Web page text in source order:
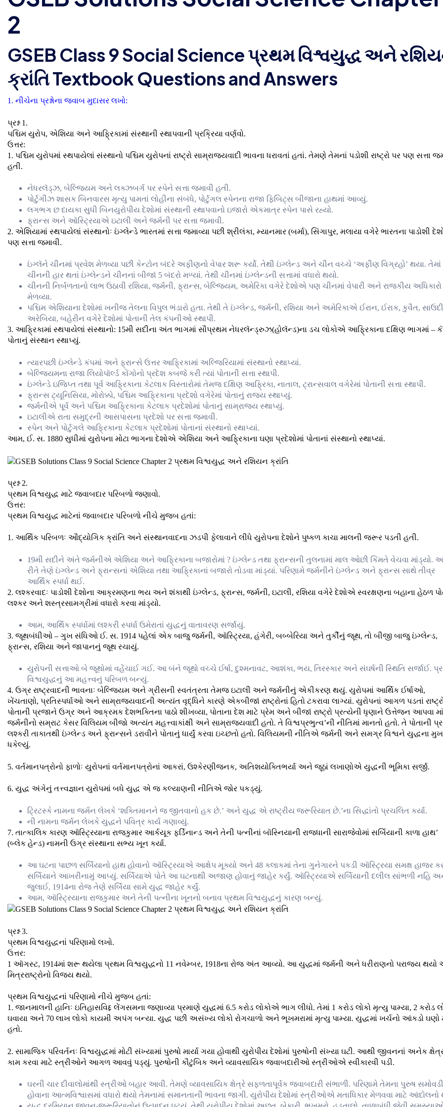
2
GSEB Class 9 Social Science પ્રથમ વિશ્વયુદ્ધ અને
ક્રાંતિ Textbook Questions and Answers
1. નીચેના પ્રશ્નોના જવાબ મુદાસર લખો:
પ્રશ્ન 1.
પશ્ચિમ યુરોપ, એશિયા અને આફ્રિકામાં સંસ્થાની સ્થાપવાની પ્રક્રિયા વર્ણવો.
ઉત્તર:
1. પશ્ચિમ યુરોપમાં સ્થપાયેલાં સંસ્થાનો પશ્ચિમ યુરોપનાં રાષ્ટ્રો સામ્રાજ્યવાદી ભાવના ધરાવતાં હતાં. તેમણે તેમનાં પડોશી રાષ્ટ્રો પર પણ સત્તા
હતી.
નેધરલૅડ્ઝ, બેલ્જિયમ અને લક્ઝબર્ગ પર સ્પેને સત્તા જમાવી હતી.
પોર્ટુગીઝ શાસક બિનવારસ મૃત્યુ પામતાં લોહીના સંબંધે, પોર્ટુગલ સ્પેનના રાજા ફિબિટ્સ બીજાના હાથમાં આવ્યું.
લગભગ છ દાયકા સુધી બિનયુરોપીય દેશોમાં સંસ્થાની સ્થાપવાનો ઇજારો એકમાત્ર સ્પેન પાસે રહ્યો.
ફ્રાન્સ અને ઑસ્ટ્રિયાએ ઇટાલી અને જર્મની પર સત્તા જમાવી.
2. એશિયામાં સ્થપાયેલાં સંસ્થાનોઃ ઇંગ્લેન્ડે ભારતમાં સત્તા જમાવ્યા પછી શ્રીલંકા, મ્યાનમાર (બર્મા), સિંગાપુર, મલાયા વગેરે ભારતના પાડોશી
પણ સત્તા જમાવી.
ઇંગ્લૅને ચીનમાં પ્રવેશ મેળવ્યા પછી કેન્ટોન બંદરે અફીણનો વેપાર શરૂ કર્યો. તેથી ઇંગ્લેન્ડ અને ચીન વચ્ચે ‘અફીણ વિગ્રહો’ થયા. તેમાં
ચીનની હાર થતાં ઇંગ્લેન્ડને ચીનનાં બીજાં 5 બંદરો મળ્યાં. તેથી ચીનમાં ઇંગ્લેન્ડની સત્તામાં વધારો થયો.
ચીનની નિર્બળતાનો લાભ ઉઠાવી રશિયા, જર્મની, ફ્રાન્સ, બેલ્જિયમ, અમેરિકા વગેરે દેશોએ પણ ચીનમાં વેપારી અને રાજકીય અધિકારો
મેળવ્યા.
પશ્ચિમ એશિયાના દેશોમાં ખનીજ તેલના વિપુલ ભંડારો હતા. તેથી તે ઇંગ્લેન્ડ, જર્મની, રશિયા અને અમેરિકાએ ઈરાન, ઈરાક, કુવૈત, સાઉદી
અરેબિયા, બહેરીન વગેરે દેશોમાં પોતાની તેલ કંપનીઓ સ્થાપી.
3. આફ્રિકામાં સ્થપાયેલાં સંસ્થાનો: 15મી સદીના અંત ભાગમાં સૌપ્રથમ નેધરલૅન્ડ્રુઝ(હોલૅન્ડ)ના ડચ લોકોએ આફ્રિકાના દક્ષિણ ભાગમાં –
પોતાનું સંસ્થાન સ્થાપ્યું.
ત્યારપછી ઇંગ્લેન્ડે કંપમાં અને ફ્રાન્સે ઉત્તર આફ્રિકામાં અલ્જિરિયામાં સંસ્થાનો સ્થાપ્યાં.
બેલ્જિયમના રાજા લિયોપૉર્લ્ડ કોંગોનો પ્રદેશ કબજે કરી ત્યાં પોતાની સત્તા સ્થાપી.
ઇંગ્લેન્ડે ઇજિપ્ત તથા પૂર્વ આફ્રિકાના કેટલાક વિસ્તારોમાં તેમજ દક્ષિણ આફ્રિકા, નાતાલ, ટ્રાન્સવાલ વગેરેમાં પોતાની સત્તા સ્થાપી.
ફ્રાન્સ ટ્યૂનિસિયા, મોરોક્કો, પશ્ચિમ આફ્રિકાના પ્રદેશો વગેરેમાં પોતાનું રાજ્ય સ્થાપ્યું.
જર્મનીએ પૂર્વ અને પશ્ચિમ આફ્રિકાના કેટલાક પ્રદેશોમાં પોતાનું સામ્રાજ્ય સ્થાપ્યું.
ઇટાલીએ રાતા સમુદ્રની આસપાસના પ્રદેશો પર સત્તા જમાવી.
સ્પેન અને પોર્ટુગલે આફ્રિકાના કેટલાક પ્રદેશોમાં પોતાનાં સંસ્થાનો સ્થાપ્યાં.
આમ, ઈ. સ. 1880 સુધીમાં યુરોપના મોટા ભાગના દેશોએ એશિયા અને આફ્રિકાના ઘણા પ્રદેશોમાં પોતાનાં સંસ્થાનો સ્થાપ્યાં.
પ્રશ્ન 2.
પ્રથમ વિશ્વયુદ્ધ માટે જવાબદાર પરિબળો જણાવો.
ઉત્તર:
પ્રથમ વિશ્વયુદ્ધ માટેનાં જવાબદાર પરિબળો નીચે મુજબ હતાં:
1. આર્થિક પરિબળઃ ઔદ્યોગિક ક્રાંતિ અને સંસ્થાનવાદના ઝડપી ફેલાવાને લીધે યુરોપના દેશોને પુષ્કળ કાચા માલની જરૂર પડતી હતી.
19મી સદીને અંતે જર્મનીએ એશિયા અને આફ્રિકાના બજારોમાં ? ઇંગ્લેન્ડ તથા ફ્રાન્સની તુલનામાં માલ ઓછી કિંમતે વેચવા માંડ્યો.
રીતે તેણે ઇંગ્લેન્ડ અને ફ્રાન્સનાં એશિયા તથા આફ્રિકાનાં બજારો તોડવા માંડ્યાં. પરિણામે જર્મનીને ઇંગ્લેન્ડ અને ફ્રાન્સ સાથે તીવ્ર
આર્થિક સ્પર્ધા થઈ.
2. લશ્કરવાદઃ પાડોશી દેશોના આક્રમણના ભય અને શંકાથી ઇંગ્લેન્ડ, ફ્રાન્સ, જર્મની, ઇટાલી, રશિયા વગેરે દેશોએ સ્વરક્ષણના બહાના હેઠળ
લશ્કર અને શસ્ત્રસામગ્રીમાં વધારો કરવા માંડ્યો.
આમ, આર્થિક સ્પર્ધામાં લશ્કરી સ્પર્ધા ઉમેરાતાં યુદ્ધનું વાતાવરણ સર્જાયું.
3. જૂથબંધીઓ – ગુખ સંધિઓ ઈ. સ. 1914 પહેલાં એક બાજુ જર્મની, ઑસ્ટ્રિયા, હંગેરી, બબ્બેરિયા અને તુર્કીનું જૂથ, તો બીજી બાજુ ઇંગ્લેન્ડ,
ફ્રાન્સ, રશિયા અને જાપાનનું જૂથ રચાયું.
યુરોપની સત્તાઓ બે જૂથોમાં વહેંચાઈ ગઈ. આ બંને જૂથો વચ્ચે ઈર્ષા, દુશ્મનાવટ, આશંકા, ભય, તિરસ્કાર અને સંઘર્ષની સ્થિતિ સર્જાઈ.
વિશ્વયુદ્ધનું આ મહત્ત્વનું પરિબળ બન્યું.
4. ઉગ્ર રાષ્ટ્રવાદની ભાવનાઃ બેલ્જિયમ અને ગ્રીસની સ્વતંત્રતા તેમજ ઇટાલી અને જર્મનીનું એકીકરણ થયું. યુરોપમાં આર્થિક ઈર્ષાઓ,
ખેંચતાણો, પ્રતિસ્પર્ધાઓ અને સામ્રાજ્યવાદની અત્યંત વૃદ્ધિને કારણે એકબીજાં રાષ્ટ્રોનાં હિતો ટકરાવા લાગ્યાં. યુરોપનાં આગળ પડતાં
પોતાની પ્રજાને ઉગ્ર અને આક્રમક દેશભક્તિના પાઠો શીખવ્યા, પોતાના દેશ માટે પ્રેમ અને બીજાં રાષ્ટ્રો પ્રત્યેની ધૃણાને ઉત્તેજન આપવા
જર્મનીનો સમ્રાટ કેસર વિલિયમ બીજો અત્યંત મહત્ત્વાકાંક્ષી અને સામ્રાજ્યવાદી હતો. તે વિશ્વપ્રભુત્વ’ની નીતિમાં માનતો હતો. તે પોતાની
લશ્કરી તાકાતથી ઇંગ્લેન્ડ અને ફ્રાન્સને ડરાવીને પોતાનું ધાર્યું કરવા ઇચ્છતો હતો. વિલિયમની નીતિએ જર્મની અને સમગ્ર વિશ્વને યુદ્ધના
ધકેલ્યું.
5. વર્તમાનપત્રોનો ફાળોઃ યુરોપનાં વર્તમાનપત્રોનાં આકરાં, ઉશ્કેરણીજનક, અતિશયોક્તિભર્યા અને જૂઠાં લખાણોએ યુદ્ધની ભૂમિકા સર્જી.
6. યુદ્ધ અંગેનું તત્ત્વજ્ઞાન યુરોપમાં બધે યુદ્ધ એ જ કલ્યાણની નીતિએ જોર પકડ્યું.
ટ્રિટસ્કે નામના જર્મન લેખકે ‘શક્તિમાનને જ જીતવાનો હક છે.’ અને યુદ્ધ એ રાષ્ટ્રીય જરૂરિયાત છે.’ના સિદ્ધાંતો પ્રચલિત કર્યા.
ની નામના જર્મન લેખકે યુદ્ધને પવિત્ર કાર્ય ગણાવ્યું.
7. તાત્કાલિક કારણ ઑસ્ટ્રિયાના રાજકુમાર આર્કયૂક ફર્ડિનાન્ડ અને તેની પત્નીનાં બૉસ્નિયાની રાજધાની સારાજેવોમાં સર્બિયાની કાળા હાથ’
(બ્લેક હેન્ડ) નામની ઉગ્ર સંસ્થાના સભ્ય ખૂન કર્યા.
આ ઘટના પાછળ સર્બિયાનો હાથ હોવાનો ઑસ્ટ્રિયાએ આક્ષેપ મૂક્યો અને 48 કલાકમાં તેના ગુનેગારને પકડી ઑસ્ટ્રિયા સમક્ષ હાજર
સર્બિયાને આખરીનામું આપ્યું. સર્બિયાએ પોતે આ ઘટનાથી અજાણ હોવાનું જાહેર કર્યું. ઑસ્ટ્રિયાએ સર્બિયાની દલીલ સાંભળી નહિ
જુલાઈ, 1914ના રોજ તેણે સર્બિયા સામે યુદ્ધ જાહેર કર્યું.
આમ, ઑસ્ટ્રિયાના રાજકુમાર અને તેની પત્નીના ખૂનનો બનાવ પ્રથમ વિશ્વયુદ્ધનું કારણ બન્યું.
પ્રશ્ન 3.
પ્રથમ વિશ્વયુદ્ધનાં પરિણામો લખો.
ઉત્તર:
1 ઑગસ્ટ, 1914માં શરૂ થયેલા પ્રથમ વિશ્વયુદ્ધનો 11 નવેમ્બર, 1918ના રોજ અંત આવ્યો. આ યુદ્ધમાં જર્મની અને ધરીરાણનો પરાજય
મિત્રરાષ્ટ્રોનો વિજય થયો.
પ્રથમ વિશ્વયુદ્ધનાં પરિણામો નીચે મુજબ હતાં:
1. જાનમાલની હાનિઃ ઇતિહાસવિદ્દ લેંગસમના જણાવ્યા પ્રમાણે યુદ્ધમાં 6.5 કરોડ લોકોએ ભાગ લીધો. તેમાં 1 કરોડ લોકો મૃત્યુ પામ્યા, 2 કરોડ
ઘવાયા અને 70 લાખ લોકો કાયમી અપંગ બન્યા. યુદ્ધ પછી અસંખ્ય લોકો રોગચાળો અને ભૂખમરામાં મૃત્યુ પામ્યા. યુદ્ધમાં ખર્ચનો આંકડો ઘણો
હતો.
2. સામાજિક પરિવર્તનઃ વિશ્વયુદ્ધમાં મોટી સંખ્યામાં પુરુષો માર્યા ગયા હોવાથી યુરોપીય દેશોમાં પુરુષોની સંખ્યા ઘટી. આથી જીવનનાં અનેક
કામ કરવા માટે સ્ત્રીઓને આગળ આવવું પડ્યું. પુરુષોની કૌટુંબિક અને વ્યાવસાયિક જવાબદારીઓ સ્ત્રીઓએ સ્વીકારવી પડી.
ઘરની ચાર દીવાલોમાંથી સ્ત્રીઓ બહાર આવી. તેમણે વ્યાવસાયિક ક્ષેત્રે સફળતાપૂર્વક જવાબદારી સંભાળી. પરિણામે તેમના પુરુષ સમોવડી
હોવાના આત્મવિશ્વાસમાં વધારો થયો તેમનામાં સમાનતાની ભાવના જાગી. યુરોપીય દેશોમાં સ્ત્રીઓએ મતાધિકાર મેળવવા માટે આંદોલનો